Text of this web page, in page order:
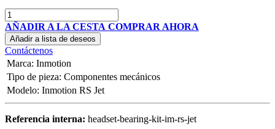
AÑADIR A LA CESTA COMPRAR AHORA
Añadir a lista de deseos
Contáctenos
Marca: Inmotion
Tipo de pieza: Componentes mecánicos
Modelo: Inmotion RS Jet
Referencia interna: headset-bearing-kit-im-rs-jet